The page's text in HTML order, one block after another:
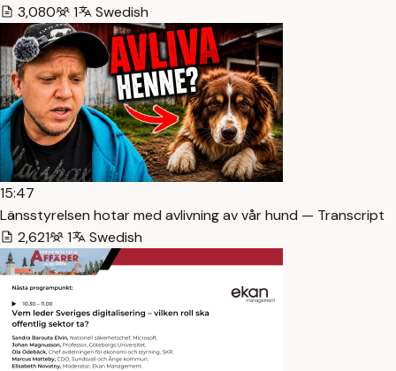
3,080
1 Swedish
15:47
Länsstyrelsen hotar med avlivning av vår hund — Transcript
2,621
1 Swedish